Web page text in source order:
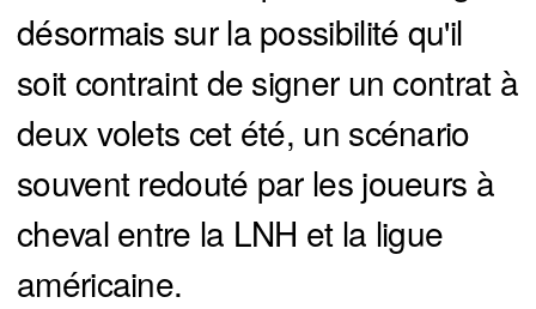
désormais sur la possibilité qu'il
soit contraint de signer un contrat à
deux volets cet été, un scénario
souvent redouté par les joueurs à
cheval entre la LNH et la ligue
américaine.